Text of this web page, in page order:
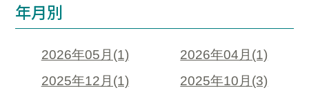
年月別
2026年05月(1)
2026年04月(1)
2025年12月(1)
2025年10月(3)